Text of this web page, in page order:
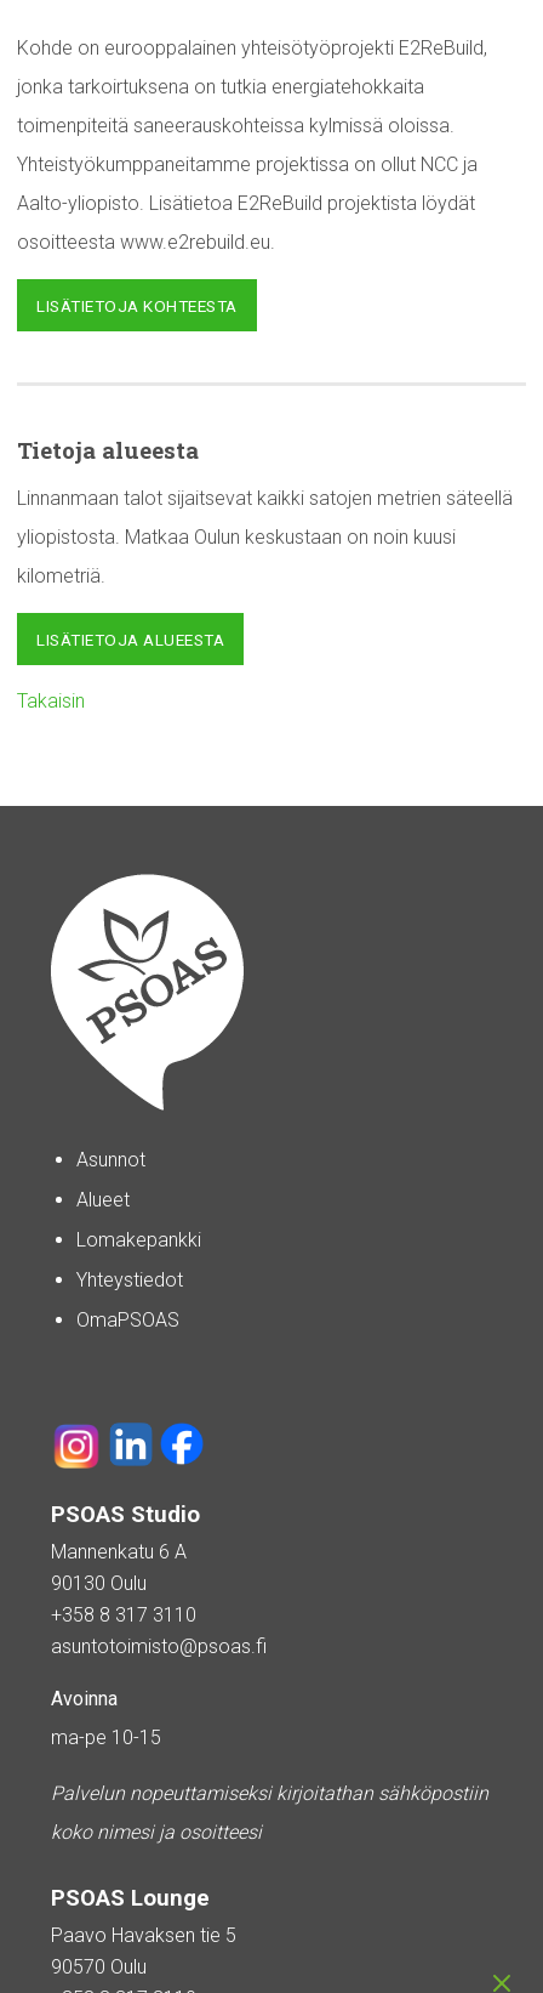
Kohde on eurooppalainen yhteisötyöprojekti E2ReBuild,
jonka tarkoirtuksena on tutkia energiatehokkaita
toimenpiteitä saneerauskohteissa kylmissä oloissa.
Yhteistyökumppaneitamme projektissa on ollut NCC ja
Aalto-yliopisto. Lisätietoa E2ReBuild projektista löydät
osoitteesta www.e2rebuild.eu.
LISÄTIETOJA KOHTEESTA
Tietoja alueesta
Linnanmaan talot sijaitsevat kaikki satojen metrien säteellä
yliopistosta. Matkaa Oulun keskustaan on noin kuusi
kilometriä.
LISÄTIETOJA ALUEESTA
Takaisin
Asunnot
Alueet
Lomakepankki
Yhteystiedot
OmaPSOAS
PSOAS Studio
Mannenkatu 6 A
90130 Oulu
+358 8 317 3110
asuntotoimisto@psoas.fi
Avoinna
ma-pe 10-15
Palvelun nopeuttamiseksi kirjoitathan sähköpostiin
koko nimesi ja osoitteesi
PSOAS Lounge
Paavo Havaksen tie 5
90570 Oulu